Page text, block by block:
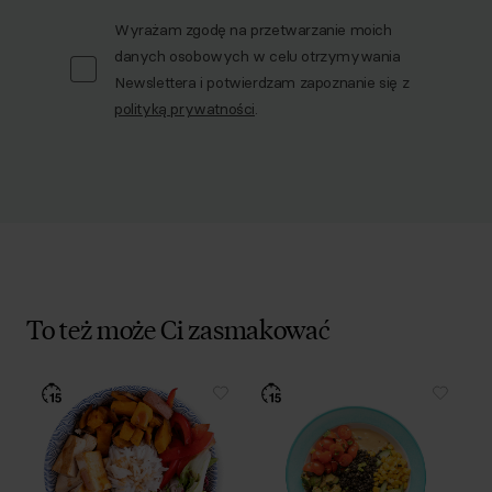
Wyrażam zgodę na przetwarzanie moich
danych osobowych w celu otrzymywania
Newslettera i potwierdzam zapoznanie się z
polityką prywatności.
To też może Ci zasmakować